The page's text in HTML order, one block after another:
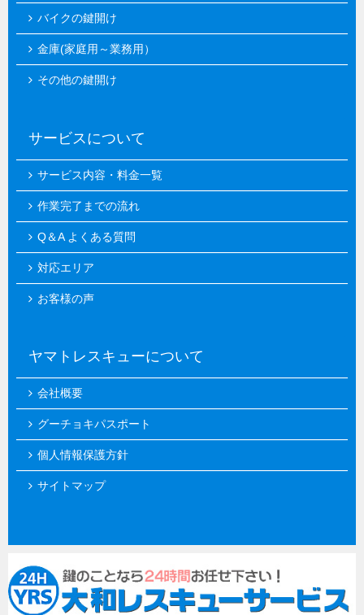
バイクの鍵開け
金庫(家庭用～業務用）
その他の鍵開け
サービスについて
サービス内容・料金一覧
作業完了までの流れ
Q＆A よくある質問
対応エリア
お客様の声
ヤマトレスキューについて
会社概要
グーチョキパスポート
個人情報保護方針
サイトマップ